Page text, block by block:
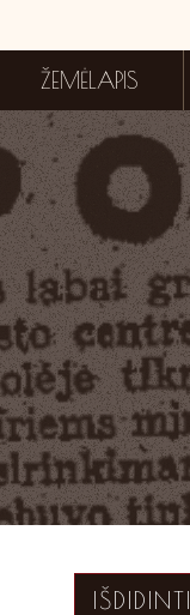
ŽEMĖLAPIS
IŠDIDINTI